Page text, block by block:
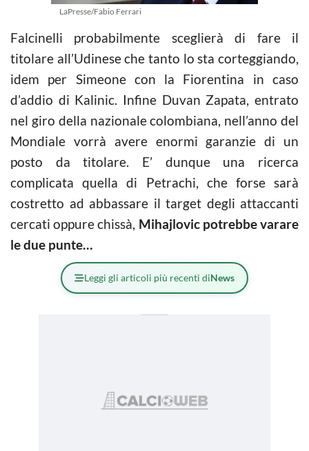
LaPresse/Fabio Ferrari
Falcinelli probabilmente sceglierà di fare il
titolare all’Udinese che tanto lo sta corteggiando,
idem per Simeone con la Fiorentina in caso
d’addio di Kalinic. Infine Duvan Zapata, entrato
nel giro della nazionale colombiana, nell’anno del
Mondiale vorrà avere enormi garanzie di un
posto da titolare. E’ dunque una ricerca
complicata quella di Petrachi, che forse sarà
costretto ad abbassare il target degli attaccanti
cercati oppure chissà, Mihajlovic potrebbe varare
le due punte…
Leggi gli articoli più recenti diNews